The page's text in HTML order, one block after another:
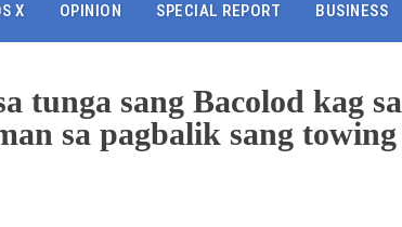
X OPINION SPECIAL REPORT BUSINESS
tunga sang Bacolod kag sa
sa pagbalik sang towing